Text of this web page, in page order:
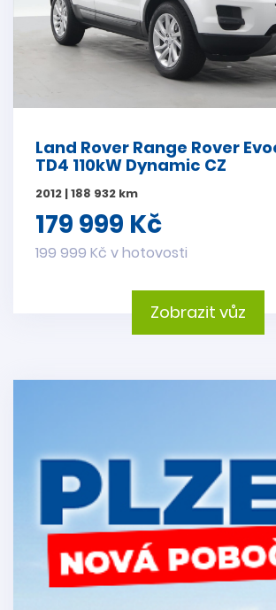
Land Rover Range Rover
TD4 110kW Dynamic CZ
2012 | 188 932 km
179 999 Kč
199 999 Kč v hotovosti
Zobrazit vůz